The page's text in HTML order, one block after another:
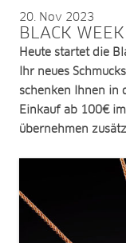
20 Nov 2023
BLACK
Heute startet die
Ihr neues
schenken Ihnen in
Einkauf ab 100€
übernehmen